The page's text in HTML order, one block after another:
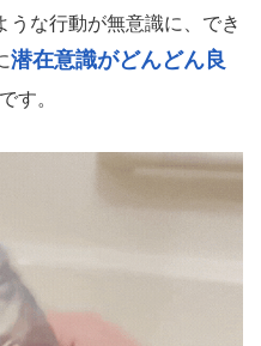
うな行動が無意識に、でき
潜在意識がどんどん良
す。